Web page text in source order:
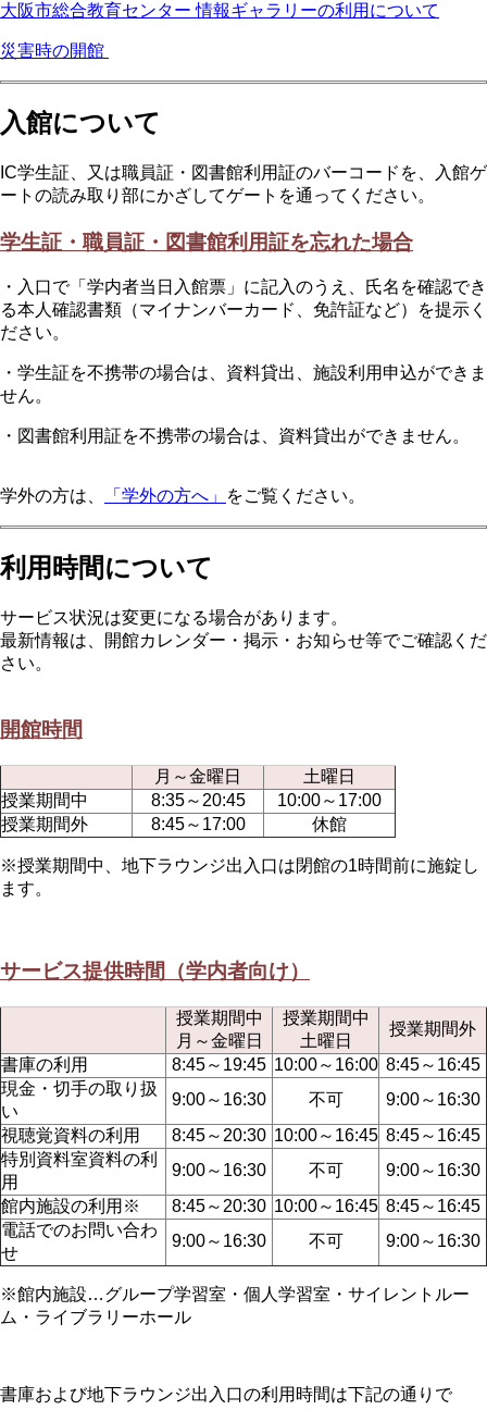
大阪市総合教育センター 情報ギャラリーの利用について
災害時の開館
入館について
IC学生証、又は職員証・図書館利用証のバーコードを、入館ゲ
ートの読み取り部にかざしてゲートを通ってください。
学生証・職員証・図書館利用証を忘れた場合
・入口で「学内者当日入館票」に記入のうえ、氏名を確認でき
る本人確認書類（マイナンバーカード、免許証など）を提示く
ださい。
・学生証を不携帯の場合は、資料貸出、施設利用申込ができま
せん。
・図書館利用証を不携帯の場合は、資料貸出ができません。
学外の方は、 「学外の方へ」 をご覧ください。
利用時間について
サービス状況は変更になる場合があります。
最新情報は、開館カレンダー・掲示・お知らせ等でご確認くだ
さい。
開館時間
月～金曜日
土曜日
授業期間中
8:35～20:45
10:00～17:00
授業期間外
8:45～17:00 休館
※授業期間中、地下ラウンジ出入口は閉館の1時間前に施錠し
ます。
サービス提供時間（学内者向け）
授業期間中
月～金曜日
授業期間中
土曜日
授業期間外
書庫の利用
8:45～19:45 10:00～16:00 8:45～16:45
現金・切手の取り扱
い
9:00～16:30 不可
9:00～16:30
視聴覚資料の利用
8:45～20:30 10:00～16:45 8:45～16:45
特別資料室資料の利
用
9:00～16:30 不可
9:00～16:30
館内施設の利用※
8:45～20:30 10:00～16:45 8:45～16:45
電話でのお問い合わ
せ
9:00～16:30 不可 9:00～16:30
※館内施設…グループ学習室・個人学習室・サイレントルー
ム・ライブラリーホール
書庫および地下ラウンジ出入口の利用時間は下記の通りで